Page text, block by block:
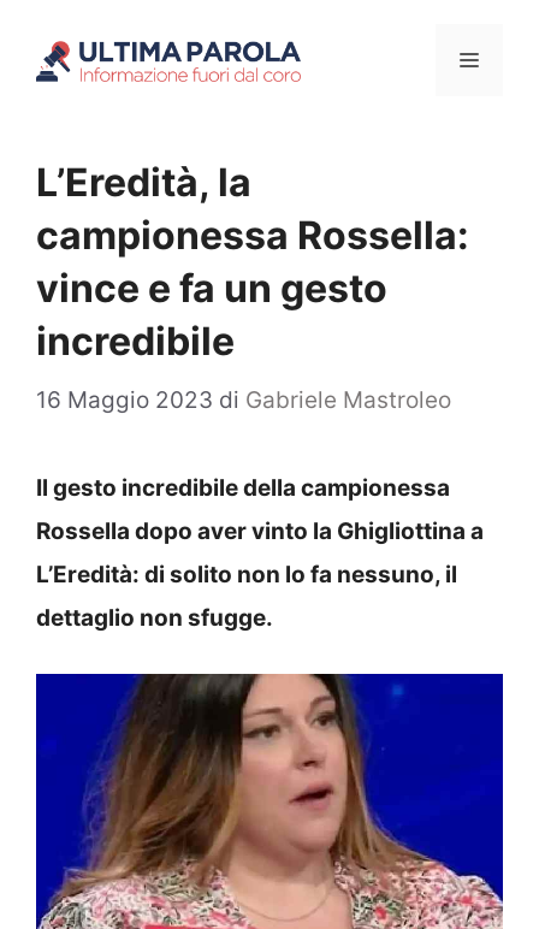
Menu
L’Eredità, la
campionessa Rossella:
vince e fa un gesto
incredibile
16 Maggio 2023 di Gabriele Mastroleo
Il gesto incredibile della campionessa
Rossella dopo aver vinto la Ghigliottina a
L’Eredità: di solito non lo fa nessuno, il
dettaglio non sfugge.